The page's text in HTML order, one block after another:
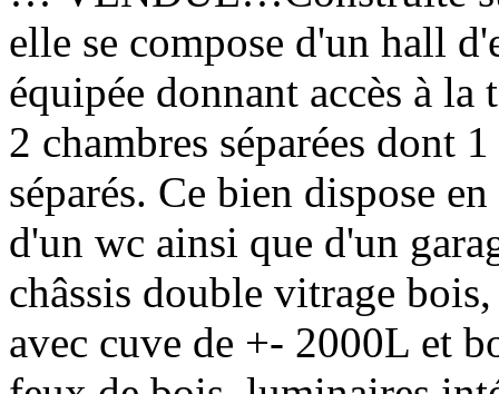
elle se compose d'un hall
équipée donnant accès à
2 chambres séparées dont
séparés. Ce bien dispose
d'un wc ainsi que d'un
châssis double vitrage
avec cuve de +- 2000L et